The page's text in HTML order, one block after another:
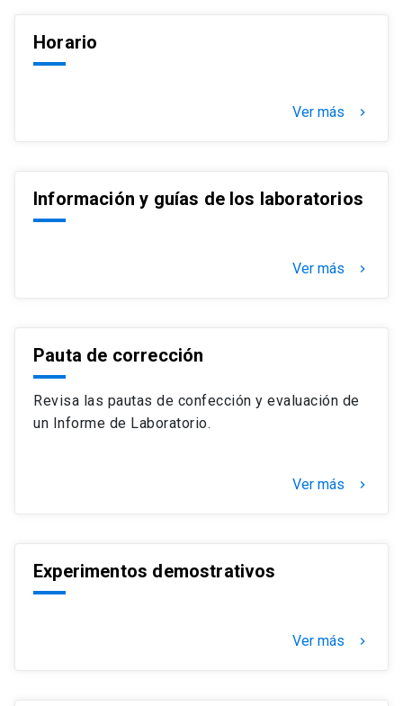
Horario
Ver más keyboard_arrow_right
Información y guías de los laboratorios
Ver más keyboard_arrow_right
Pauta de corrección
Revisa las pautas de confección y evaluación de
un Informe de Laboratorio.
Ver más keyboard_arrow_right
Experimentos demostrativos
Ver más keyboard_arrow_right